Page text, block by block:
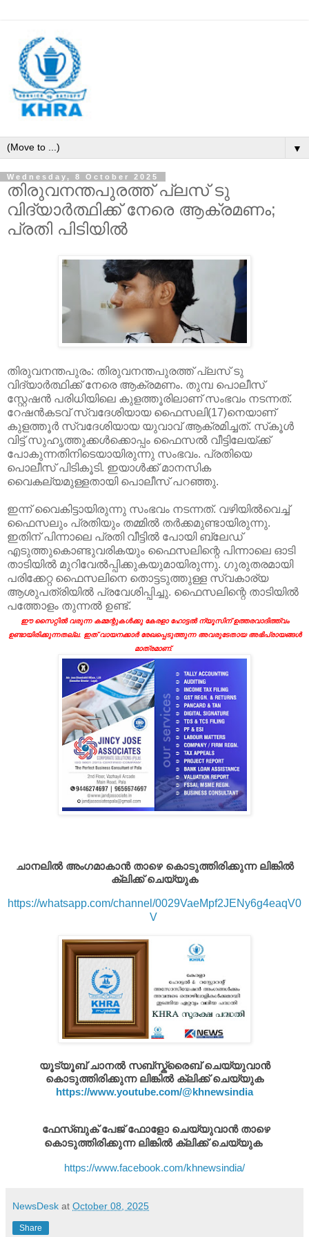
▼
Wednesday, 8 October 2025
തിരുവനന്തപുരത്ത് പ്ലസ് ടു
വിദ്യാര്‍ത്ഥിക്ക് നേരെ ആക്രമണം;
പ്രതി പിടിയില്‍
തിരുവനന്തപുരം: തിരുവനന്തപുരത്ത് പ്ലസ് ടു
വിദ്യാര്‍ത്ഥിക്ക് നേരെ ആക്രമണം. തുമ്പ പൊലീസ്
സ്റ്റേഷന്‍ പരിധിയിലെ കുളത്തൂരിലാണ് സംഭവം നടന്നത്.
റേഷന്‍കടവ് സ്വദേശിയായ ഫൈസലി(17)നെയാണ്
കുളത്തൂര്‍ സ്വദേശിയായ യുവാവ് ആക്രമിച്ചത്. സ്‌കൂള്‍
വിട്ട് സുഹൃത്തുക്കള്‍ക്കൊപ്പം ഫൈസല്‍ വീട്ടിലേയ്ക്ക്
പോകുന്നതിനിടെയായിരുന്നു സംഭവം. പ്രതിയെ
പൊലീസ് പിടികൂടി. ഇയാൾക്ക് മാനസിക
വൈകല്യമുള്ളതായി പൊലീസ് പറഞ്ഞു.
ഇന്ന് വൈകിട്ടായിരുന്നു സംഭവം നടന്നത്. വഴിയില്‍വെച്ച്
ഫൈസലും പ്രതിയും തമ്മില്‍ തര്‍ക്കമുണ്ടായിരുന്നു.
ഇതിന് പിന്നാലെ പ്രതി വീട്ടില്‍ പോയി ബ്ലേഡ്
എടുത്തുകൊണ്ടുവരികയും ഫൈസലിന്റെ പിന്നാലെ ഓടി
താടിയില്‍ മുറിവേല്‍പ്പിക്കുകയുമായിരുന്നു. ഗുരുതരമായി
പരിക്കേറ്റ ഫൈസലിനെ തൊട്ടടുത്തുള്ള സ്വകാര്യ
ആശുപത്രിയില്‍ പ്രവേശിപ്പിച്ചു. ഫൈസലിന്റെ താടിയില്‍
പത്തോളം തുന്നല്‍ ഉണ്ട്.
ഈ സൈറ്റിൽ വരുന്ന കമ്മന്റുകൾക്കു കേരളാ ഹോട്ടൽ ന്യൂസിന് ഉത്തരവാദിത്ത്വം
ഉണ്ടായിരിക്കുന്നതല്ല. ഇത് വായനക്കാർ രേഖപ്പെടുത്തുന്ന അവരുടേതായ അഭിപ്രായങ്ങൾ
മാത്രമാണ്.
ചാനലിൽ അംഗമാകാൻ താഴെ കൊടുത്തിരിക്കുന്ന ലിങ്കിൽ
ക്ലിക്ക് ചെയ്യുക
https://whatsapp.com/channel/0029VaeMpf2JENy6g4eaqV0
V
യൂട്യൂബ് ചാനൽ സബ്സ്ക്രൈബ് ചെയ്യുവാൻ
കൊടുത്തിരിക്കുന്ന ലിങ്കിൽ ക്ലിക്ക് ചെയ്യുക
https://www.youtube.com/@khnewsindia
ഫേസ്ബുക് പേജ് ഫോളോ ചെയ്യുവാൻ താഴെ
കൊടുത്തിരിക്കുന്ന ലിങ്കിൽ ക്ലിക്ക് ചെയ്യുക
https://www.facebook.com/khnewsindia/
NewsDesk at October 08, 2025
Share